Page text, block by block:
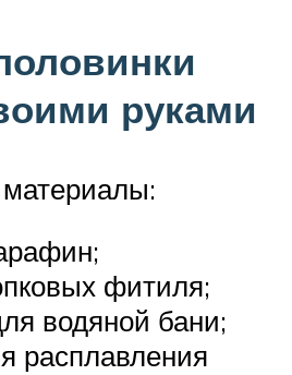
руками
фитиля;
водяной бани;
расплавления